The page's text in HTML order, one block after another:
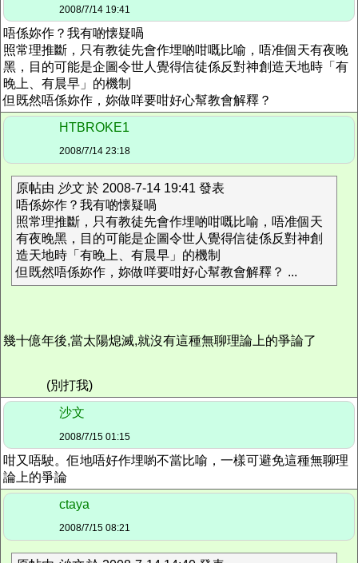
2008/7/14 19:41
唔係妳作？我有啲懐疑喎
照常理推斷，只有教徒先會作埋啲咁嘅比喻，唔准個天有夜晚
黑，目的可能是企圖令世人覺得信徒係反對神創造天地時「有
晚上、有晨早」的機制
但既然唔係妳作，妳做咩要咁好心幫教會解釋？
HTBROKE1
2008/7/14 23:18
原帖由 沙文於 2008-7-14 19:41 發表
唔係妳作？我有啲懐疑喎
照常理推斷，只有教徒先會作埋啲咁嘅比喻，唔准個天
有夜晚黑，目的可能是企圖令世人覺得信徒係反對神創
造天地時「有晚上、有晨早」的機制
但既然唔係妳作，妳做咩要咁好心幫教會解釋？ ...
幾十億年後,當太陽熄滅,就沒有這種無聊理論上的爭論了
(別打我)
沙文
2008/7/15 01:15
咁又唔駛。佢地唔好作埋喲不當比喻，一樣可避免這種無聊理
論上的爭論
ctaya
2008/7/15 08:21